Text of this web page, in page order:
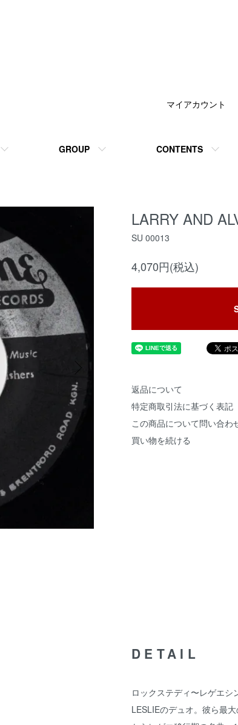
GROUP CONTENTS
マイアカウント
LARRY AND
SU 00013
4,070円(税込)
返品について
特定商取引法に基づく表記
この商品について問い合わ
買い物を続ける
DETAIL
ロックステディ〜レゲエシ
LESLIEのデュオ。彼ら最